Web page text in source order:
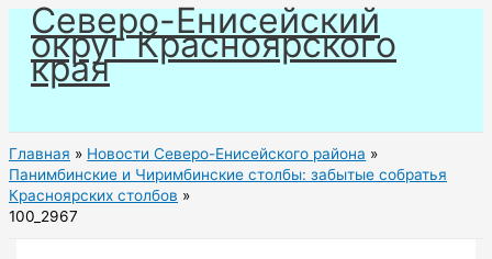
Перейти
содержимому
Северо-Енисейский
округ Красноярского
края
Главная
Новости Северо-Енисейского района
Панимбинские и Чиримбинские столбы: забытые собратья
Красноярских столбов
100_2967